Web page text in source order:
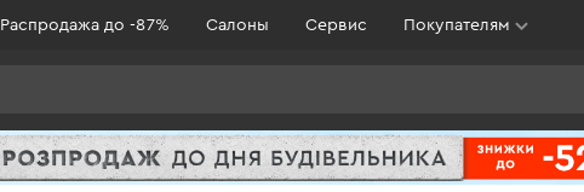
Распродажа до -87% Салоны Сервис Покупателям